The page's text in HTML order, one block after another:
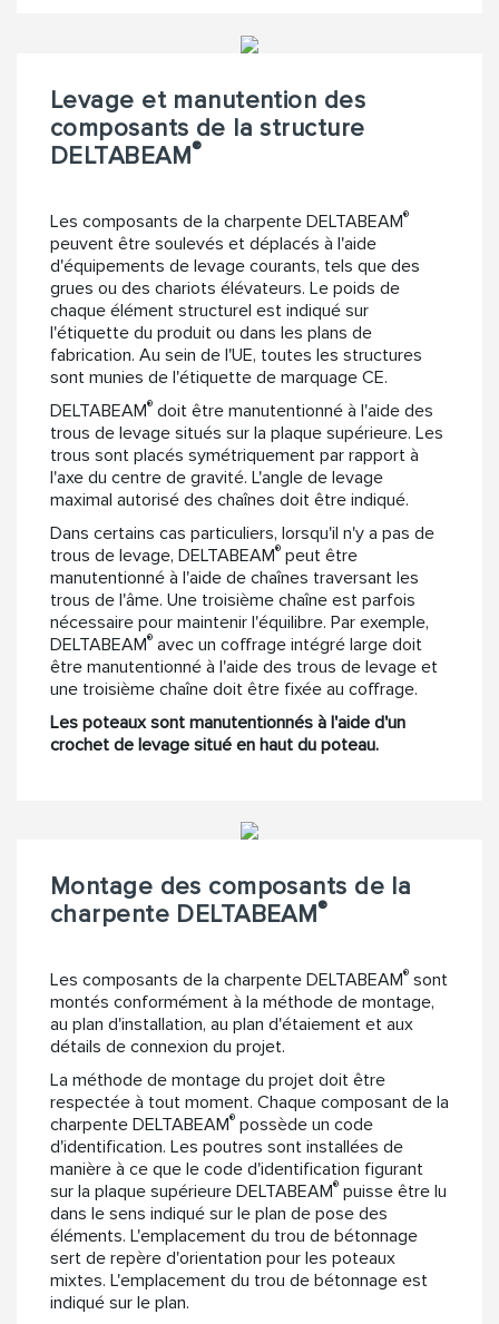
Levage et manutention des
composants de la structure
DELTABEAM®
Les composants de la charpente DELTABEAM®
peuvent être soulevés et déplacés à l'aide
d'équipements de levage courants, tels que des
grues ou des chariots élévateurs. Le poids de
chaque élément structurel est indiqué sur
l'étiquette du produit ou dans les plans de
fabrication. Au sein de l'UE, toutes les structures
sont munies de l'étiquette de marquage CE.
DELTABEAM® doit être manutentionné à l'aide des
trous de levage situés sur la plaque supérieure. Les
trous sont placés symétriquement par rapport à
l'axe du centre de gravité. L'angle de levage
maximal autorisé des chaînes doit être indiqué.
Dans certains cas particuliers, lorsqu'il n'y a pas de
trous de levage, DELTABEAM® peut être
manutentionné à l'aide de chaînes traversant les
trous de l'âme. Une troisième chaîne est parfois
nécessaire pour maintenir l'équilibre. Par exemple,
DELTABEAM® avec un coffrage intégré large doit
être manutentionné à l'aide des trous de levage et
une troisième chaîne doit être fixée au coffrage.
Les poteaux sont manutentionnés à l'aide d'un
crochet de levage situé en haut du poteau.
Montage des composants de la
charpente DELTABEAM®
Les composants de la charpente DELTABEAM® sont
montés conformément à la méthode de montage,
au plan d'installation, au plan d'étaiement et aux
détails de connexion du projet.
La méthode de montage du projet doit être
respectée à tout moment. Chaque composant de la
charpente DELTABEAM® possède un code
d'identification. Les poutres sont installées de
manière à ce que le code d'identification figurant
sur la plaque supérieure DELTABEAM® puisse être lu
dans le sens indiqué sur le plan de pose des
éléments. L'emplacement du trou de bétonnage
sert de repère d'orientation pour les poteaux
mixtes. L'emplacement du trou de bétonnage est
indiqué sur le plan.